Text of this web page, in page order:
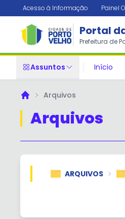
Acesso à Informação Painel
Portal
Prefeitura de
Assuntos Início
PrincipalArquivos
Arquivos
ARQUIVOS